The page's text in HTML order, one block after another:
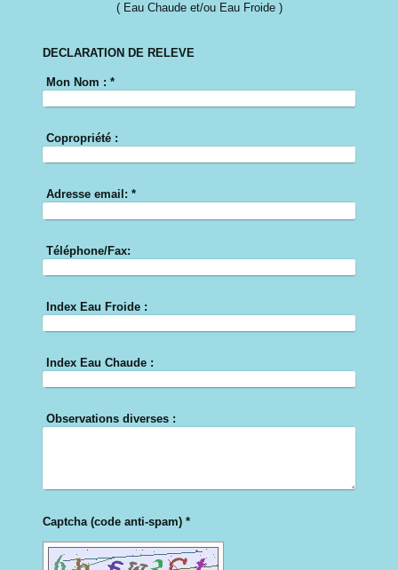
( Eau Chaude et/ou Eau Froide )
DECLARATION DE RELEVE
Mon Nom : *
Copropriété :
Adresse email: *
Téléphone/Fax:
Index Eau Froide :
Index Eau Chaude :
Observations diverses :
Captcha (code anti-spam) *